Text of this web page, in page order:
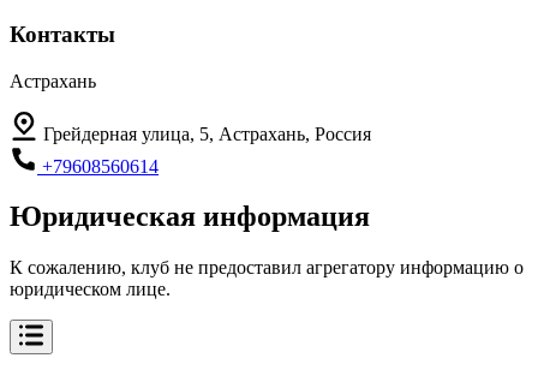
Контакты
Астрахань
Грейдерная улица, 5, Астрахань, Россия
+79608560614
Юридическая информация
К сожалению, клуб не предоставил агрегатору информацию о
юридическом лице.